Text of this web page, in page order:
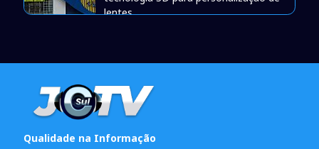
lentes
Qualidade na Informação